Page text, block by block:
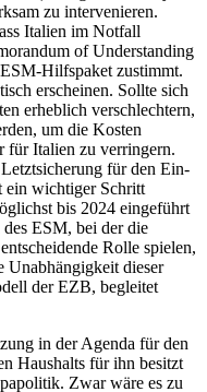
zu intervenieren.
Italien im Notfall
of Understanding
Hilfspaket zu­stimmt.
erscheinen. Sollte sich
erheb­lich verschlechtern,
um die Kosten
für Italien zu verringern.
für den Ein­
ein wichtiger Schritt
bis 2024 eingeführt
ESM, bei der die
Rolle spielen,
Unabhängigkeit dieser
der EZB, begleitet
in der Agenda für den
Haushalts für ihn besitzt
Zwar wäre es zu